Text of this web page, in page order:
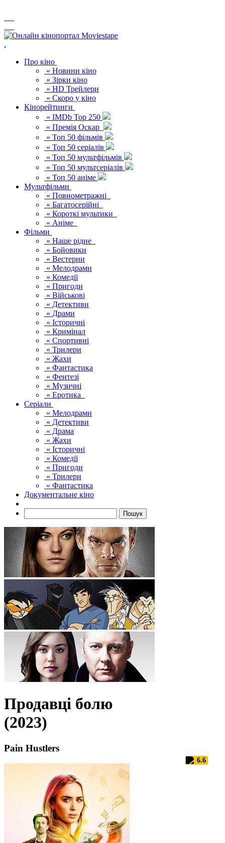
,
Про кіно
« Новини кіно
« Зірки кіно
« HD Трейлери
« Скоро у кіно
Кінорейтинги
« IMDb Top 250
« Премія Оскар
« Топ 50 фільмів
« Топ 50 серіалів
« Топ 50 мультфільмів
« Топ 50 мультсеріалів
« Топ 50 аніме
Мультфільми
« Повнометражні
« Багатосерійні
« Короткі мультики
« Аніме
Фільми
« Наше рідне
« Бойовики
« Вестерни
« Мелодрами
« Комедії
« Пригоди
« Військові
« Детективи
« Драми
« Історичні
« Кримінал
« Спортивні
« Трилери
« Жахи
« Фантастика
« Фентезі
« Музичні
« Еротика
Серіали
« Мелодрами
« Детективи
« Драма
« Жахи
« Історичні
« Комедії
« Пригоди
« Трилери
« Фантастика
Документальне кіно
Пошук
Продавці болю
(2023)
Pain Hustlers
6.6